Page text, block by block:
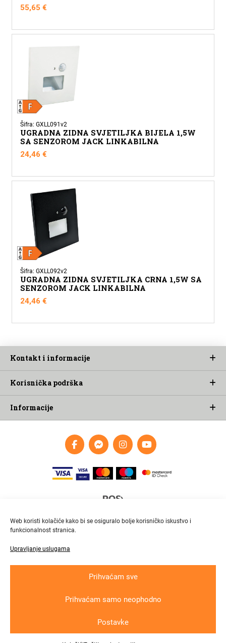
Web koristi kolačiće kako bi se osiguralo bolje korisničko iskustvo i
funkcionalnost stranica.
Upravljanje uslugama
Prihvaćam sve
Prihvaćam samo neophodno
Postavke
55,65€
Šifra: GXLL091v2
UGRADNA ZIDNA SVJETILJKA BIJELA 1,5W
SA SENZOROM JACK LINKABILNA
24,46€
Šifra: GXLL092v2
UGRADNA ZIDNA SVJETILJKA CRNA 1,5W SA
SENZOROM JACK LINKABILNA
24,46€
Kontakt i informacije
Korisnička podrška
Informacije
Brza i pouzdana dostava